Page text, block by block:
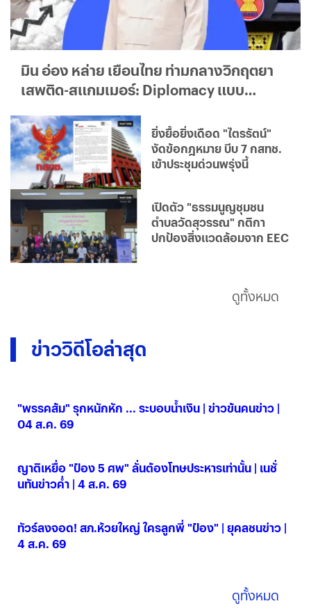
มิน อ่อง หล่าย เยือนไทย ท่ามกลางวิกฤตยา
เสพติด-สแกมเมอร์: Diplomacy แบบ
ยิ่งยื้อยิ่งเดือด "ไตรรัตน์"
งัดข้อกฎหมาย บีบ 7 กสทช.
เข้าประชุมด่วนพรุ่งนี้
เปิดตัว "ธรรมนูญชุมชน
ตำบลวัดสุวรรณ" กติกา
ปกป้องสิ่งแวดล้อมจาก EEC
ดูทั้งหมด
ข่าววิดีโอล่าสุด
"พรรคส้ม" รุกหนักหัก ... ระบอบน้ำเงิน | ข่าวข้นคนข่าว |
04 ส.ค. 69
ญาติเหยื่อ "ป๋อง 5 ศพ" ลั่นต้องโทษประหารเท่านั้น | เนชั่
นทันข่าวค่ำ | 4 ส.ค. 69
ทัวร์ลงจอด! สภ.ห้วยใหญ่ ใครลูกพี่ "ป๋อง" | ยุคลชนข่าว |
4 ส.ค. 69
ดูทั้งหมด